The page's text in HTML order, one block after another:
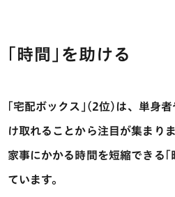
｢時間｣を助ける
｢宅配ボックス｣(2位)は、単身
け取れることから注目が集まり
家事にかかる時間を短縮できる
ています。